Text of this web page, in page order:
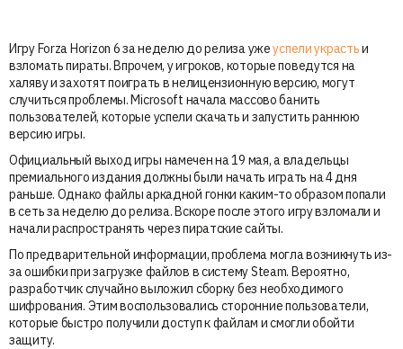
Игру Forza Horizon 6 за неделю до релиза ужеуспели украстьи
взломать пираты. Впрочем, у игроков, которые поведутся на
халяву и захотят поиграть в нелицензионную версию, могут
случиться проблемы. Microsoft начала массово банить
пользователей, которые успели скачать и запустить раннюю
версию игры.
Официальный выход игры намечен на 19 мая, а владельцы
премиального издания должны были начать играть на 4 дня
раньше. Однако файлы аркадной гонки каким-то образом попали
в сеть за неделю до релиза. Вскоре после этого игру взломали и
начали распространять через пиратские сайты.
По предварительной информации, проблема могла возникнуть из-
за ошибки при загрузке файлов в систему Steam. Вероятно,
разработчик случайно выложил сборку без необходимого
шифрования. Этим воспользовались сторонние пользователи,
которые быстро получили доступ к файлам и смогли обойти
защиту.